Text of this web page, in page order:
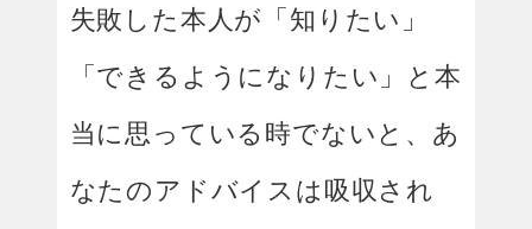
失敗した本人が「知りたい」
「できるようになりたい」と本
当に思っている時でないと、あ
なたのアドバイスは吸収され